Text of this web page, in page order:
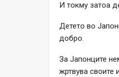
И токму затоа
Детето во
добро.
За Јапонците
жртвува своите